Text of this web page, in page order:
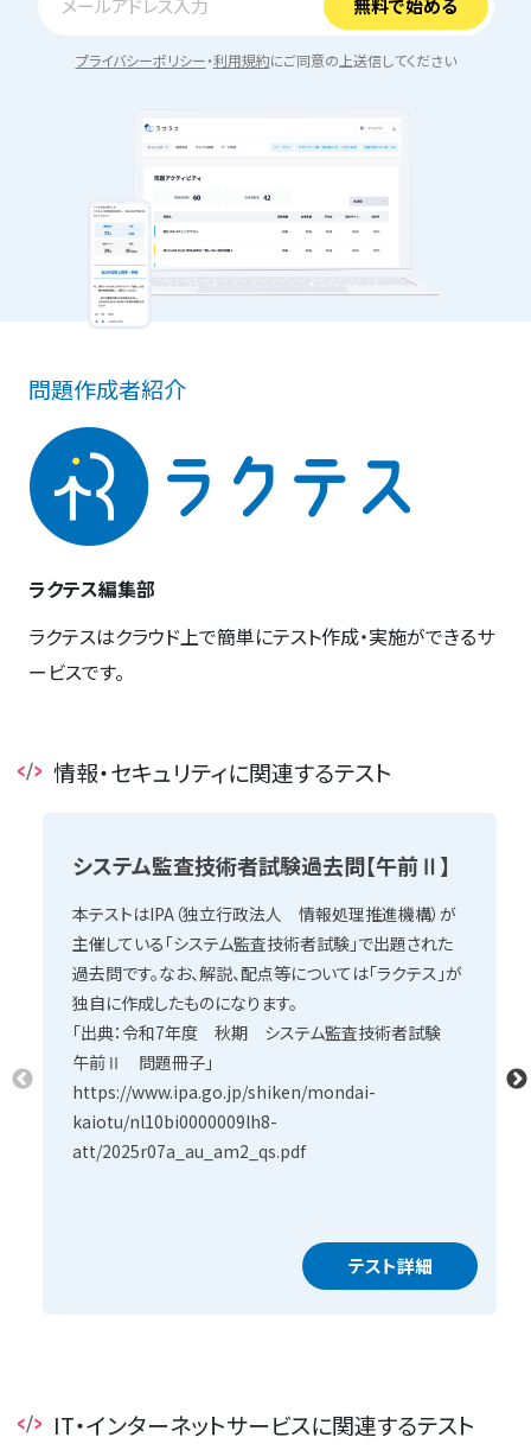
プライバシーポリシー・利用規約にご同意の上送信してください
問題作成者紹介
ラクテス編集部
ラクテスはクラウド上で簡単にテスト作成・実施ができるサ
ービスです。
情報・セキュリティに関連するテスト
システム監査技術者試験過去問【午前Ⅱ】
本テストはIPA（独立行政法人 情報処理推進機構）が
主催している「システム監査技術者試験」で出題された
過去問です。なお、解説、配点等については「ラクテス」が
独自に作成したものになります。
「出典：令和7年度 秋期 システム監査技術者試験
午前Ⅱ 問題冊子」
https://www.ipa.go.jp/shiken/mondai-
kaiotu/nl10bi0000009lh8-
att/2025r07a_au_am2_qs.pdf
テスト詳細
IT・インターネットサービスに関連するテスト